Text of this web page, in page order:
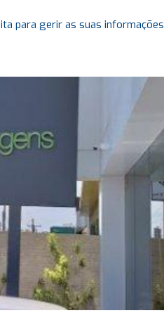
para gerir as suas informações